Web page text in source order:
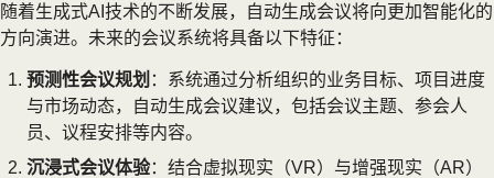
随着生成式AI技术的不断发展，自动生成会议将向更加智能化的
方向演进。未来的会议系统将具备以下特征：
预测性会议规划 ：系统通过分析组织的业务目标、项目进度
与市场动态，自动生成会议建议，包括会议主题、参会人
员、议程安排等内容。
沉浸式会议体验：结合虚拟现实（VR）与增强现实（AR）